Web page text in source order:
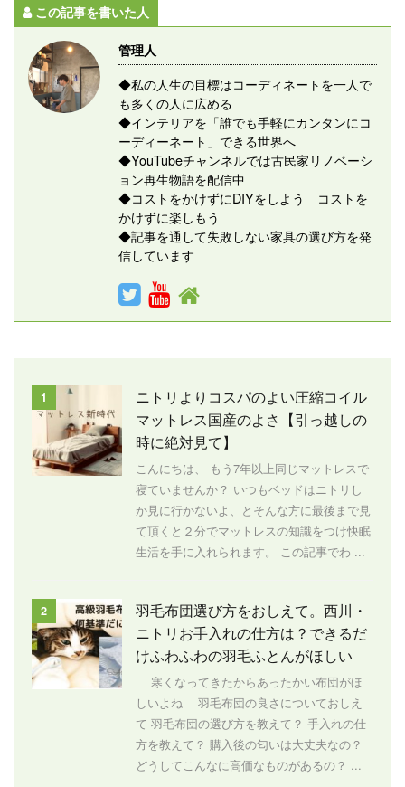
この記事を書いた人
管理人
◆私の人生の目標はコーディネートを一人で
も多くの人に広める
◆インテリアを「誰でも手軽にカンタンにコ
ーディーネート」できる世界へ
◆YouTubeチャンネルでは古民家リノベーシ
ョン再生物語を配信中
◆コストをかけずにDIYをしよう コストを
かけずに楽しもう
◆記事を通して失敗しない家具の選び方を発
信しています
1
ニトリよりコスパのよい圧縮コイル
マットレス国産のよさ【引っ越しの
時に絶対見て】
こんにちは、 もう7年以上同じマットレスで
寝ていませんか？ いつもベッドはニトリし
か見に行かないよ、とそんな方に最後まで見
て頂くと２分でマットレスの知識をつけ快眠
生活を手に入れられます。 この記事でわ ...
2
羽毛布団選び方をおしえて。西川・
ニトリお手入れの仕方は？できるだ
けふわふわの羽毛ふとんがほしい
寒くなってきたからあったかい布団がほ
しいよね 羽毛布団の良さについておしえ
て 羽毛布団の選び方を教えて？ 手入れの仕
方を教えて？ 購入後の匂いは大丈夫なの？
どうしてこんなに高価なものがあるの？ ...